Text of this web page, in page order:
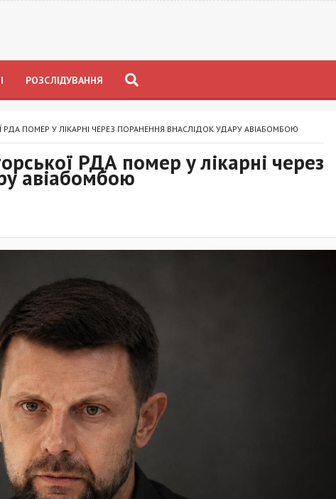
РОЗСЛІДУВАННЯ
ПОМЕР У ЛІКАРНІ ЧЕРЕЗ ПОРАНЕННЯ ВНАСЛІДОК УДАРУ АВІАБОМБОЮ
РДА помер у лікарні через
авіабомбою